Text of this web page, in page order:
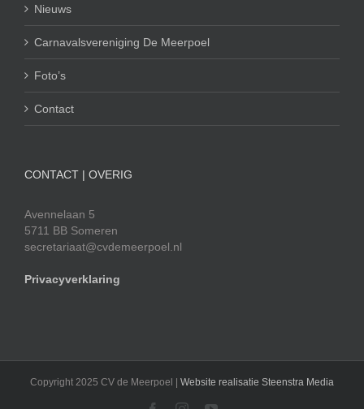
Nieuws
Carnavalsvereniging De Meerpoel
Foto’s
Contact
CONTACT | OVERIG
Avennelaan 5
5711 BB Someren
secretariaat@cvdemeerpoel.nl
Privacyverklaring
Copyright 2025 CV de Meerpoel | Website realisatie Steenstra Media